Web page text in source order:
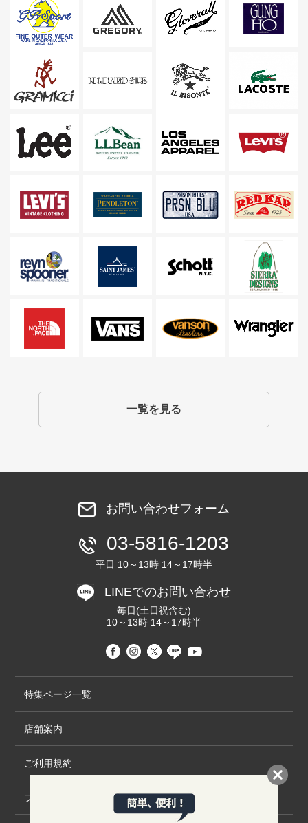
一覧を見る
お問い合わせフォーム
03-5816-1203
平日 10～13時 14～17時半
LINEでのお問い合わせ
毎日(土日祝含む)
10～13時 14～17時半
特集ページ一覧
店舗案内
ご利用規約
プライバシーポリシー